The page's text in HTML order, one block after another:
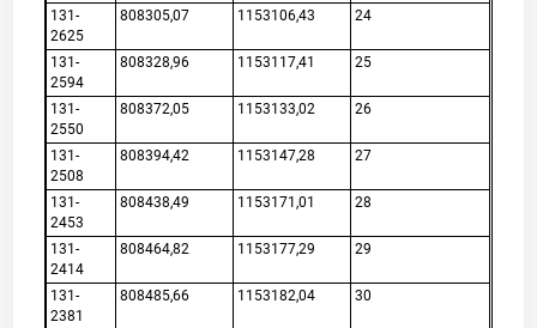
131-
2625
808305,07 1153106,43 24
131-
2594
808328,96 1153117,41 25
131-
2550
808372,05 1153133,02 26
131-
2508
808394,42 1153147,28 27
131-
2453
808438,49 1153171,01 28
131-
2414
808464,82 1153177,29 29
131-
2381
808485,66 1153182,04 30